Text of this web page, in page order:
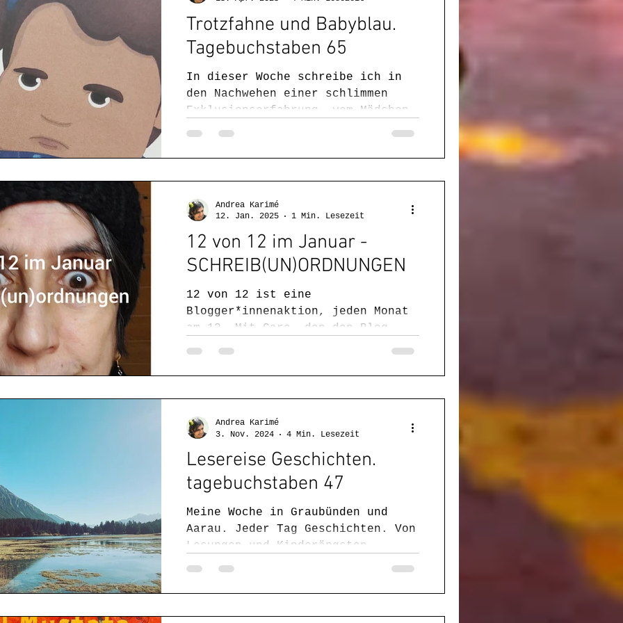
Trotzfahne und Babyblau.
Tagebuchstaben 65
In dieser Woche schreibe ich in
den Nachwehen einer schlimmen
Exklusionserfahrung, vom Mädchen
ersten Lesereise nach
Empowerment reimender Poetry. Mit
12 von 12 im Januar -
SCHREIB(UN)ORDNUNGEN
12 von 12 ist eine
Blogger*innenaktion, jeden Monat
am 12. Mit Caro, den den Blog
Draußen nur Kännchen hostet. Und
Andrea Karimé
12. Jan. 2025
1 Min. Lesezeit
Lesereise Geschichten.
tagebuchstaben 47
Meine Woche in Graubünden und
Aarau. Jeder Tag Geschichten. Von
Lesungen und Kinderängsten,
Kinderideen und diasporischem
Andrea Karimé
3. Nov. 2024
4 Min. Lesezeit